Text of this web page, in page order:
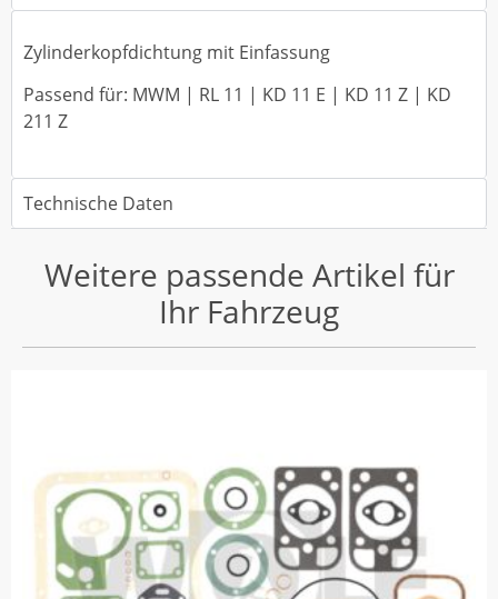
Zylinderkopfdichtung mit Einfassung
Passend für: MWM | RL 11 | KD 11 E | KD 11 Z | KD
211 Z
Technische Daten
Weitere passende Artikel für
Ihr Fahrzeug